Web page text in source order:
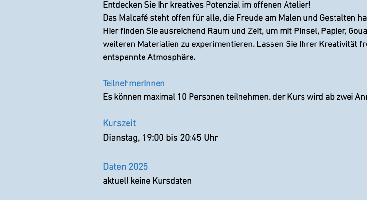
Entdecken Sie Ihr kreatives Potenzial im offenen Atelier!
Das Malcafé steht offen für alle, die Freude am Malen und Gestalten
Hier finden Sie ausreichend Raum und Zeit, um mit Pinsel, Papier,
weiteren Materialien zu experimentieren. Lassen Sie Ihrer Kreativität
entspannte Atmosphäre.
TeilnehmerInnen
Es können maximal 10 Personen teilnehmen, der Kurs wird ab zwei
Kurszeit
Dienstag, 19:00 bis 20:45 Uhr
Daten 2025
aktuell keine Kursdaten